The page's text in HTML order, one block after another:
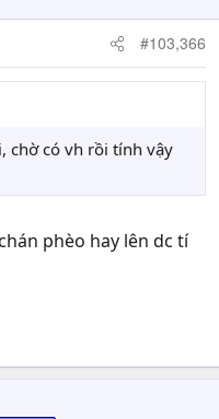
#103,366
chờ có vh rồi tính vậy
phèo hay lên dc tí